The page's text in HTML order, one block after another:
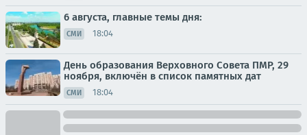
6 августа, главные темы дня:
СМИ 18:04
День образования Верховного Совета ПМР, 29
ноября, включён в список памятных дат
СМИ 18:04